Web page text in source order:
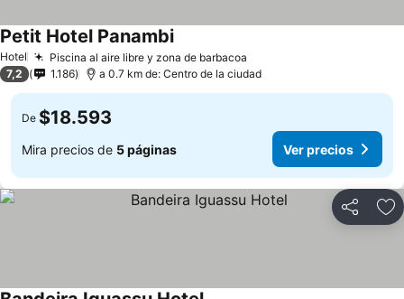
Hotel Piscina al aire libre y zona de barbacoa
Petit Hotel Panambi
7,2 1.186 a 0.7 km de: Centro de la ciudad
De $18.593
Mira precios de 5 páginas Ver precios
Compartir